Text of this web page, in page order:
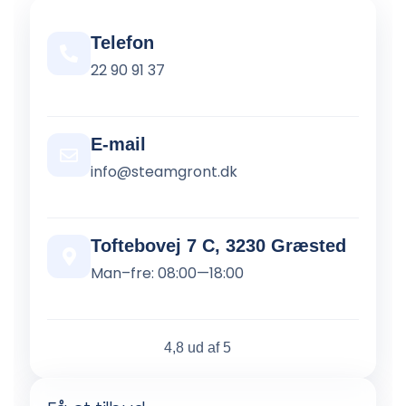
Telefon
22 90 91 37
E-mail
info@steamgront.dk
Toftebovej 7 C, 3230 Græsted
Man–fre: 08:00—18:00
4,8 ud af 5